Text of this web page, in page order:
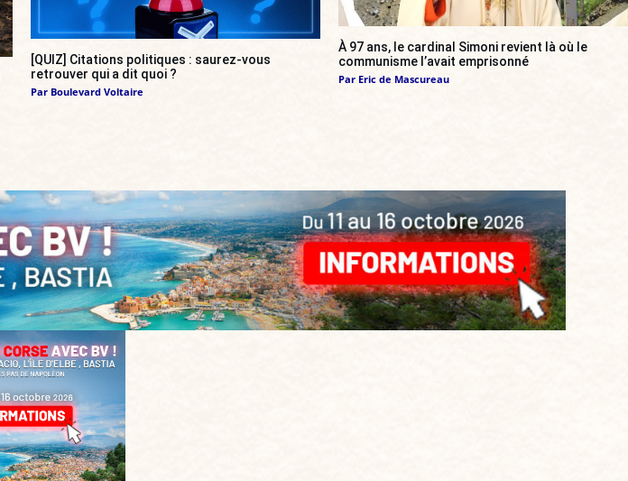
[QUIZ] Citations politiques : saurez-vous
retrouver qui a dit quoi ?
Par Boulevard Voltaire
À 97 ans, le cardinal Simoni revient là où le
communisme l’avait emprisonné
Par Eric de Mascureau